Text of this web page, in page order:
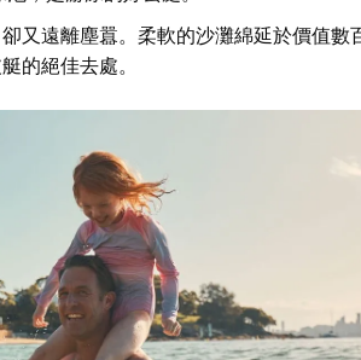
又遠離塵囂。柔軟的沙灘綿延於價值
的絕佳去處。